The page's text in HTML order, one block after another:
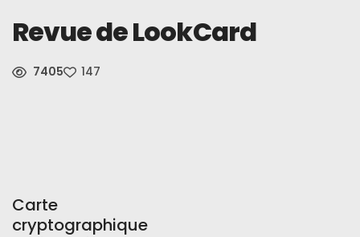
FAQ
Nouvelles
Revue de LookCard
7405 147
Carte
cryptographique